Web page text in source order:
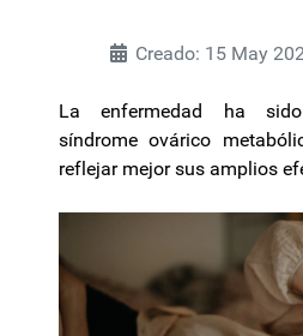
Creado: 15 May
La enfermedad ha
síndrome ovárico
reflejar mejor sus amplios